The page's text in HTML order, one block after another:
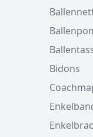
Bidons